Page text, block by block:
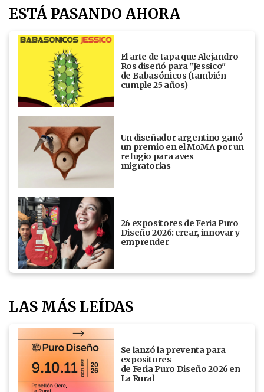
ESTÁ PASANDO AHORA
El arte de tapa que Alejandro
Ros diseñó para "Jessico"
de Babasónicos (también
cumple 25 años)
Un diseñador argentino ganó
un premio en el MoMA por un
refugio para aves
migratorias
26 expositores de Feria Puro
Diseño 2026: crear, innovar y
emprender
LAS MÁS LEÍDAS
Se lanzó la preventa para
expositores
de Feria Puro Diseño 2026 en
La Rural